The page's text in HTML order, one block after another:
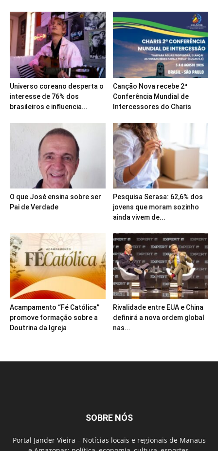
Universo coreano desperta o
interesse de 76% dos
brasileiros e influencia...
Canção Nova recebe 2ª
Conferência Mundial de
Intercessores do Charis
O que José ensina sobre ser
Pai de Verdade
Pesquisa Serasa: 62,6% dos
jovens que moram sozinho
ainda vivem de...
Acampamento “Fé Católica”
promove formação sobre a
Doutrina da Igreja
Rivalidade entre EUA e China
definirá a nova ordem global
nas...
SOBRE NÓS
Portal Jander Vieira – Notícias locais e regionais de Manaus